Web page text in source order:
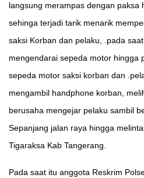
langsung merampas dengan paksa
sehinga terjadi tarik menarik
saksi Korban dan pelaku, .pada
mengendarai sepeda motor hingga
sepeda motor saksi korban dan
mengambil handphone korban,
berusaha mengejar pelaku sambil
Sepanjang jalan raya hingga
Tigaraksa Kab Tangerang.
Pada saat itu anggota Reskrim